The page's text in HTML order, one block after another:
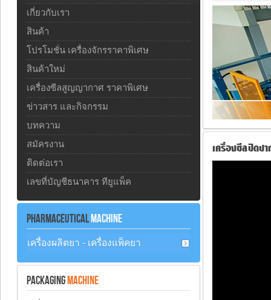
เครื่องซีลปิดปา
เกี่ยวกับเรา
สินค้า
โปรโมชั่น เครื่องจักรราคาพิเศษ
สินค้าใหม่
เครื่องซีลสูญญากาศ ราคาพิเศษ
ข่าวสาร และกิจกรรม
บทความ
สมัครงาน
ติดต่อเรา
เลขที่บัญชีธนาคาร ทียูแพ็ค
PHARMACEUTICALMACHINE
เครื่องผลิตยา - เครื่องแพ็คยา
PACKAGING MACHINE